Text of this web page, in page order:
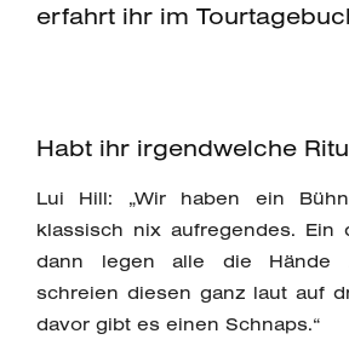
erfahrt ihr im
Habt ihr irgendwelche
Lui Hill: „Wir haben ein
klassisch nix aufregendes. Ein
dann legen alle die Hände
schreien diesen ganz laut auf
davor gibt es einen Schnaps.“